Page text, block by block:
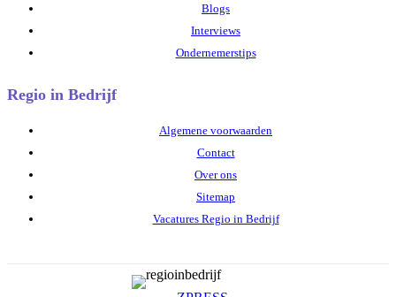
Blogs
Interviews
Ondernemerstips
Regio in Bedrijf
Algemene voorwaarden
Contact
Over ons
Sitemap
Vacatures Regio in Bedrijf